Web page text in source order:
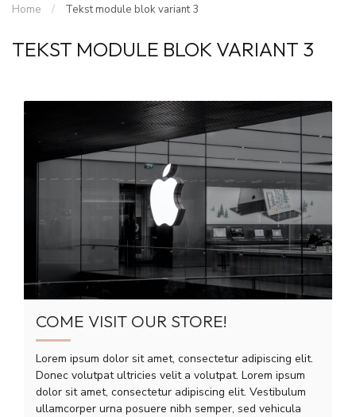
Home / Tekst module blok variant 3
TEKST MODULE BLOK VARIANT 3
COME VISIT OUR STORE!
Lorem ipsum dolor sit amet, consectetur adipiscing elit.
Donec volutpat ultricies velit a volutpat. Lorem ipsum
dolor sit amet, consectetur adipiscing elit. Vestibulum
ullamcorper urna posuere nibh semper, sed vehicula